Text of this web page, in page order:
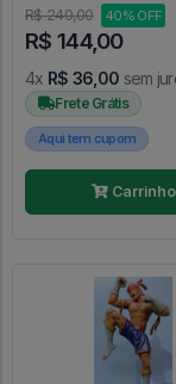
R$ 240,00 40% OFF
R$ 144,00
4x R$ 36,00 sem
Frete Grátis
Aqui tem cupom
Carrinho